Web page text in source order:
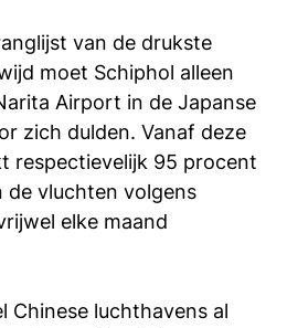
van de drukste
moet Schiphol alleen
Airport in de Japanse
zich dulden. Vanaf deze
respectievelijk 95 procent
de vluchten volgens
elke maand
Chinese luchthavens al